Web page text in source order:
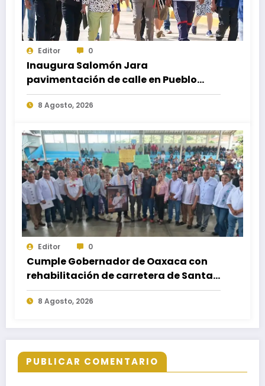
Editor 0
Inaugura Salomón Jara
pavimentación de calle en Pueblo
Nuevo; fortalece movilidad y
conectividad
8 Agosto, 2026
Editor 0
Cumple Gobernador de Oaxaca con
rehabilitación de carretera de Santa
María Ecatepec
8 Agosto, 2026
PUBLICAR COMENTARIO